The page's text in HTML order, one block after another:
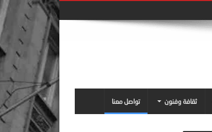
ثقافة وفنون تواصل معنا